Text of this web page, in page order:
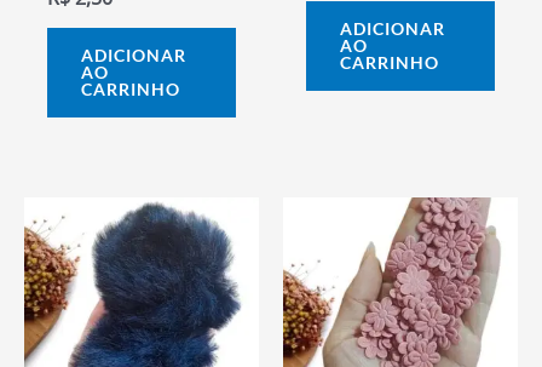
ADICIONAR
AO
CARRINHO
ADICIONAR
AO
CARRINHO